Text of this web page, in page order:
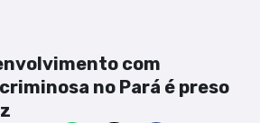
com
no Pará é preso